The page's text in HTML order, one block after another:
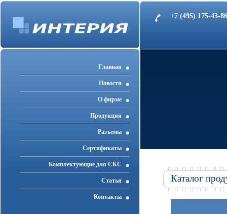
+7 (495) 175-43-
Главная
Новости
О фирме
Продукция
Разъемы
Cертификаты
Комплектующие для СКС
Статьи
Контакты
Каталог